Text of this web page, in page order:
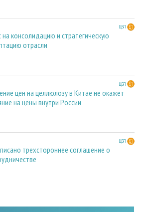
ЦБП
на консолидацию и стратегическую
отрасли
ЦБП
цен на целлюлозу в Китае не окажет
на цены внутри России
ЦБП
трехстороннее соглашение о